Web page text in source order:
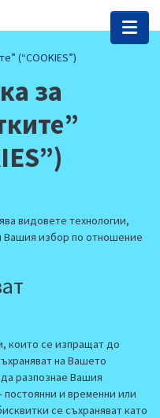
(“COOKIES”)
за
видовете технологии,
Вашия избор по отношение
които се изпращат до
на Вашето
разпознае Вашия
и временни или
се съхраняват като